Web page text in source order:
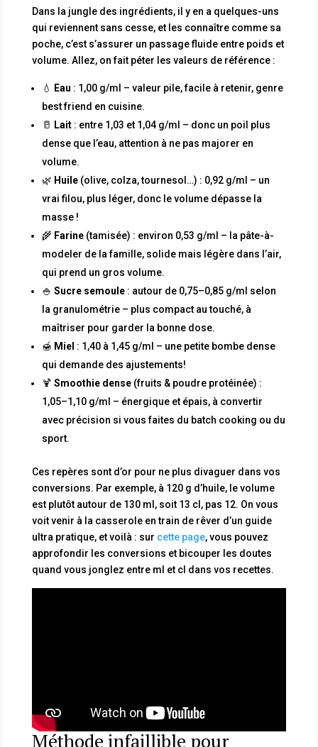
Dans la jungle des ingrédients, il y en a quelques-uns
qui reviennent sans cesse, et les connaître comme sa
poche, c’est s’assurer un passage fluide entre poids et
volume. Allez, on fait péter les valeurs de référence :
💧 Eau : 1,00 g/ml – valeur pile, facile à retenir, genre
best friend en cuisine.
🥛 Lait: entre 1,03 et 1,04 g/ml – donc un poil plus
dense que l’eau, attention à ne pas majorer en
volume.
🌿 Huile(olive, colza, tournesol…) : 0,92 g/ml – un
vrai filou, plus léger, donc le volume dépasse la
masse !
🌾 Farine(tamisée) : environ 0,53 g/ml – la pâte-à-
modeler de la famille, solide mais légère dans l’air,
qui prend un gros volume.
🍚 Sucre semoule: autour de 0,75–0,85 g/ml selon
la granulométrie – plus compact au touché, à
maîtriser pour garder la bonne dose.
🍯 Miel : 1,40 à 1,45 g/ml – une petite bombe dense
qui demande des ajustements!
🍹 Smoothie dense(fruits & poudre protéinée) :
1,05–1,10 g/ml – énergique et épais, à convertir
avec précision si vous faites du batch cooking ou du
sport.
Ces repères sont d’or pour ne plus divaguer dans vos
conversions. Par exemple, à 120 g d’huile, le volume
est plutôt autour de 130 ml, soit 13 cl, pas 12. On vous
voit venir à la casserole en train de rêver d’un guide
ultra pratique, et voilà : sur cette page, vous pouvez
approfondir les conversions et bicouper les doutes
quand vous jonglez entre ml et cl dans vos recettes.
Méthode infaillible pour